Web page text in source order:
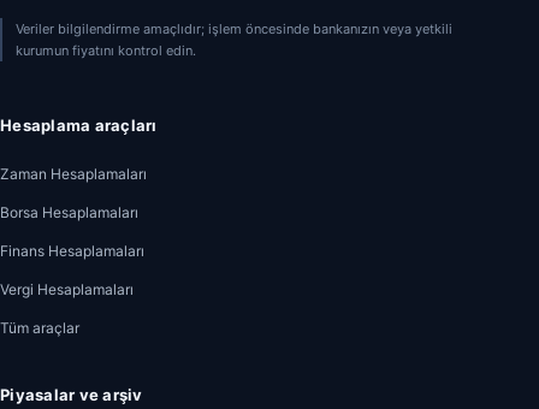
Veriler bilgilendirme amaçlıdır; işlem öncesinde bankanızın veya yetkili
kurumun fiyatını kontrol edin.
Hesaplama araçları
Zaman Hesaplamaları
Borsa Hesaplamaları
Finans Hesaplamaları
Vergi Hesaplamaları
Tüm araçlar
Piyasalar ve arşiv